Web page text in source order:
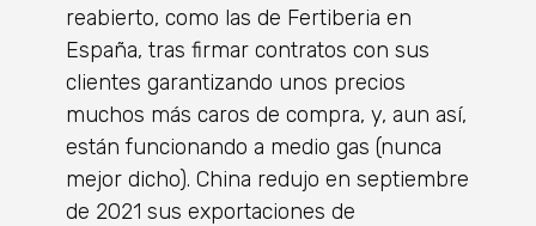
reabierto, como las de Fertiberia en
España, tras firmar contratos con sus
clientes garantizando unos precios
muchos más caros de compra, y, aun así,
están funcionando a medio gas (nunca
mejor dicho). China redujo en septiembre
de 2021 sus exportaciones de